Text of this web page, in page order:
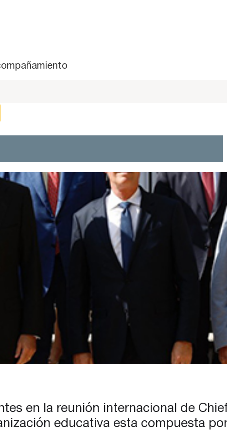
en la reunión internacional de
educativa esta compuesta